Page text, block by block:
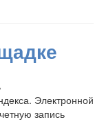
Электронной
запись